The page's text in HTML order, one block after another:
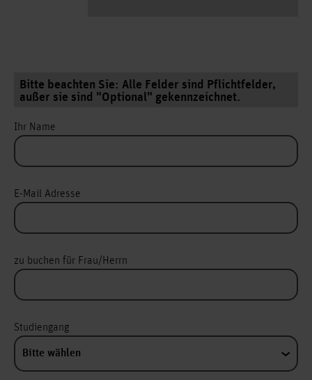
Bitte beachten Sie: Alle Felder sind Pflichtfelder,
außer sie sind "Optional" gekennzeichnet.
Ihr Name
E-Mail Adresse
zu buchen für Frau/Herrn
Studiengang
Bitte wählen